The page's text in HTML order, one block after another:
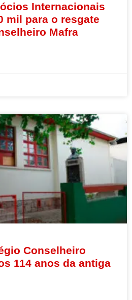
Internacionais
mil para o resgate
Mafra
Conselheiro
114 anos da antiga